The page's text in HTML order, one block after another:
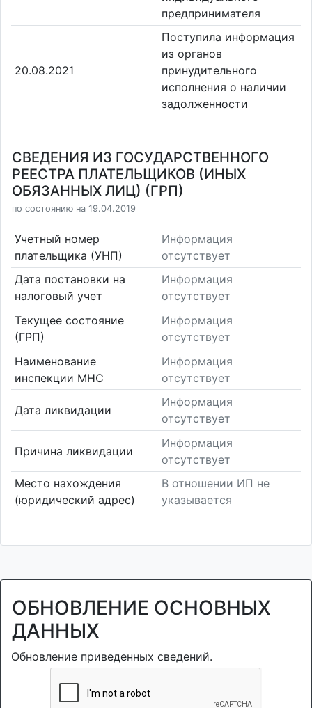
предпринимателя
20.08.2021
Поступила информация
из органов
принудительного
исполнения о наличии
задолженности
СВЕДЕНИЯ ИЗ ГОСУДАРСТВЕННОГО
РЕЕСТРА ПЛАТЕЛЬЩИКОВ (ИНЫХ
ОБЯЗАННЫХ ЛИЦ) (ГРП)
по состоянию на 19.04.2019
Учетный номер
плательщика (УНП)
Информация
отсутствует
Дата постановки на
налоговый учет
Информация
отсутствует
Текущее состояние
(ГРП)
Информация
отсутствует
Наименование
инспекции МНС
Информация
отсутствует
Дата ликвидации
Информация
отсутствует
Причина ликвидации
Информация
отсутствует
Место нахождения
(юридический адрес)
В отношении ИП не
указывается
ОБНОВЛЕНИЕ ОСНОВНЫХ
ДАННЫХ
Обновление приведенных сведений.